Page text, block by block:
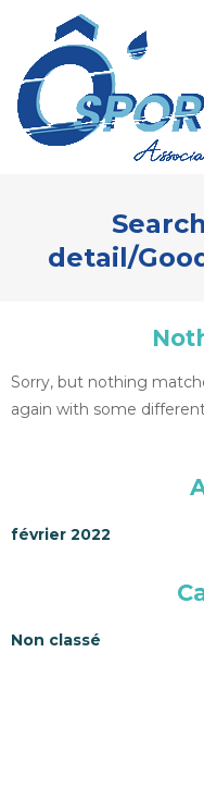
detail/
Sorry, but nothing
again with some
février 2022
Non classé